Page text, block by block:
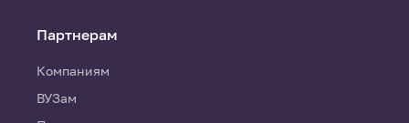
Партнерам
Компаниям
ВУЗам